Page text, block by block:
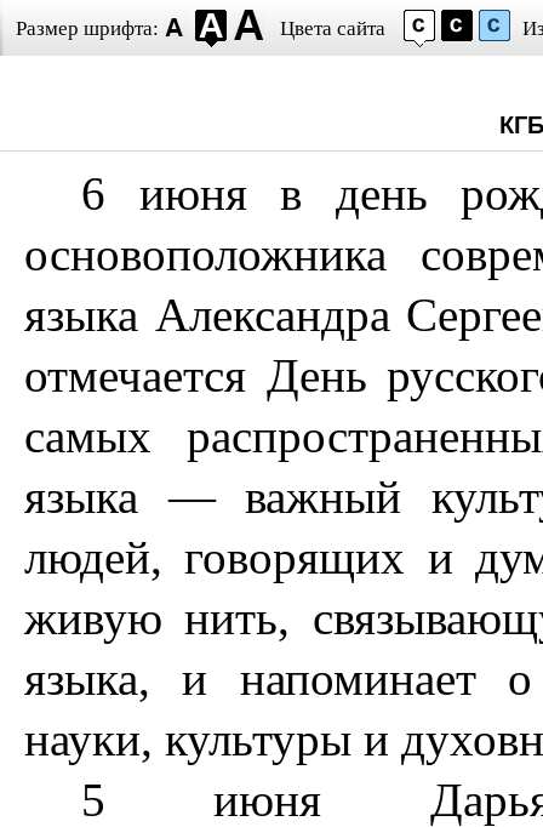
Размер шрифта: Цвета сайта
6 июня в день
основоположника
языка Александра
отмечается День
самых
языка — важный
людей, говорящих и
живую нить,
языка, и напоминает о
науки, культуры и
5 июня Дарья